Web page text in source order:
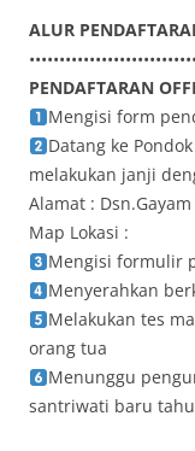
ALUR
PENDAFTARAN
Mengisi form
Datang ke
melakukan janji
Alamat :
Map Lokasi :
Mengisi formulir
Menyerahkan
Melakukan tes
orang tua
Menunggu
santriwati baru